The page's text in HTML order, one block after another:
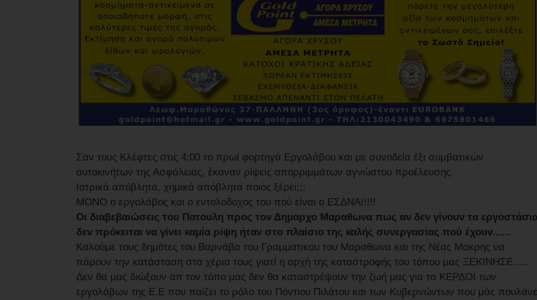
Σαν τους Κλέφτες στις 4:00 το πρωί φορτηγά Εργολάβου και με συνοδεία έξι συμβατικών
αυτοκινήτων της Ασφάλειας, έκαναν ρίψεις απορριμμάτων αγνώστου προέλευσης.
Ιατρικά απόβλητα, χημικά απόβλητα ποιος ξέρει;;;
ΜΟΝΟ ο εργολάβος και ο εντολοδοχος του πού είναι ο ΕΣΔΝΑ!!!!!
Οι διαβεβαιώσεις του Πατουλη προς τον Δημαρχο Μαραθωνα πως αν δεν γίνουν τα
δεν πρόκειται να γίνει καμία ρίψη ήταν στο πλαίσιο της καλής συνεργασίας πού έχουν......
Καλούμε τους δημότες του Βαρνάβα του Γραμματικου του Μαραθωνα και της Νέας Μακρης να
πάρουν την κατάσταση στα χέρια τους γιατί η αρχή της καταστροφής του τόπου μας ΞΕΚΙΝΗΣΕ.....
Δεν θα μας διώξουν απ τον τόπο μας δεν θα καταστρέψουν την ζωή μας για τα ΚΕΡΔΟΙ των
εργολάβων της Ε.Ε που παίζει το ρόλο του Πόντιου Πιλάτου και των Κυβερνώντων που μάς πουλάνε